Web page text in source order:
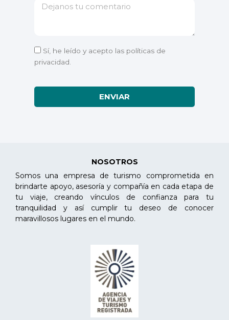
Sí, he leído y acepto las políticas de
privacidad.
ENVIAR
NOSOTROS
Somos una empresa de turismo comprometida en
brindarte apoyo, asesoría y compañía en cada etapa de
tu viaje, creando vínculos de confianza para tu
tranquilidad y así cumplir tu deseo de conocer
maravillosos lugares en el mundo.